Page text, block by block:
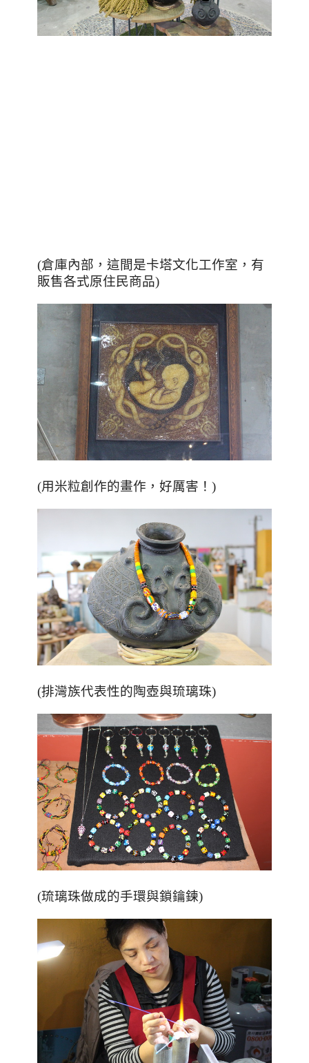
(倉庫內部，這間是卡塔文化工作室，有
販售各式原住民商品)
(用米粒創作的畫作，好厲害！)
(排灣族代表性的陶壺與琉璃珠)
(琉璃珠做成的手環與鎖鑰鍊)